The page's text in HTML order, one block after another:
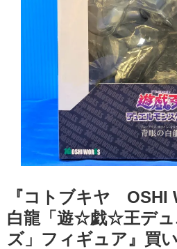
『コトブキヤ OSHI
白龍「遊☆戯☆王デュ
ズ」フィギュア』買